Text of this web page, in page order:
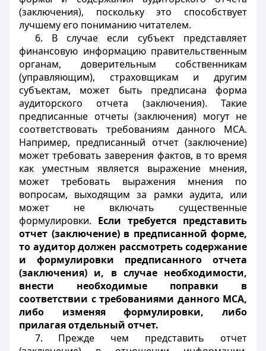
(заключения), поскольку это способствует
лучшему его пониманию читателем.
6. В случае если субъект представляет
финансовую информацию правительственным
органам, доверительным собственникам
(управляющим), страховщикам и другим
субъектам, может быть предписана форма
аудиторского отчета (заключения). Такие
предписанные отчеты (заключения) могут не
соответствовать требованиям данного МСА.
Например, предписанный отчет (заключение)
может требовать заверения фактов, в то время
как уместным является выражение мнения,
может требовать выражения мнения по
вопросам, выходящим за рамки аудита, или
может не включать существенные
формулировки. Если требуется представить
отчет (заключение) в предписанной форме,
то аудитор должен рассмотреть содержание
и формулировки предписанного отчета
(заключения) и, в случае необходимости,
внести необходимые поправки в
соответствии с требованиями данного МСА,
либо изменяя формулировки, либо
прилагая отдельный отчет.
7. Прежде чем представить отчет